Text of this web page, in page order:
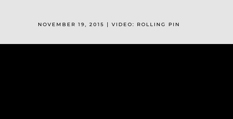
NOVEMBER 19, 2015 | VIDEO: ROLLING PIN